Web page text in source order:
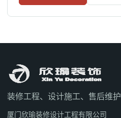
装修工程、设计施工、售后维护
厦门欣瑜装修设计工程有限公司